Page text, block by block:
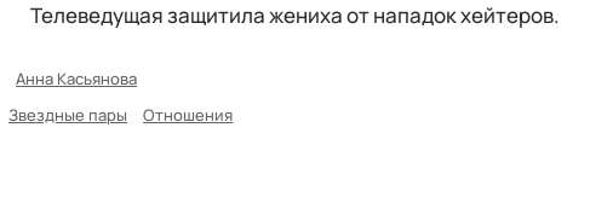
Телеведущая защитила жениха от нападок хейтеров.
Анна Касьянова
Звездные пары Отношения